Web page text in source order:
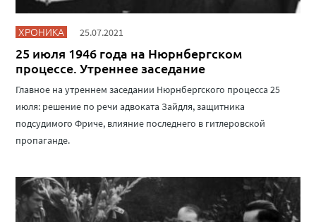
ХРОНИКА 25.07.2021
25 июля 1946 года на Нюрнбергском
процессе. Утреннее заседание
Главное на утреннем заседании Нюрнбергского процесса 25
июля: решение по речи адвоката Зайдля, защитника
подсудимого Фриче, влияние последнего в гитлеровской
пропаганде.